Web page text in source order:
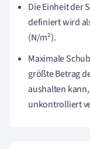
Die Einheit der
definiert wird
(N/m²).
Maximale
größte Betrag
aushalten
unkontrolliert